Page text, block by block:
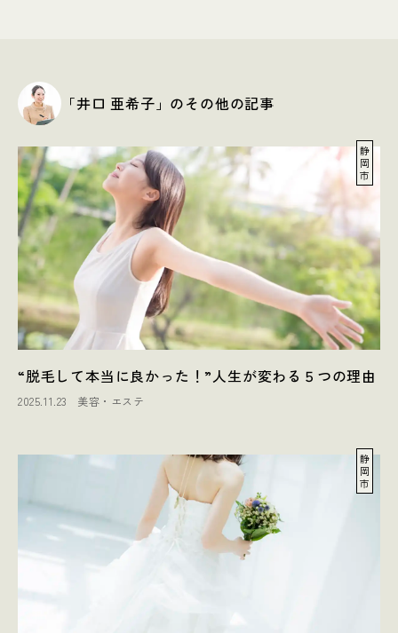
「井口 亜希子」のその他の記事
静
岡
市
“脱毛して本当に良かった！”人生が変わる５つの理由
2025.11.23 美容・エステ
静
岡
市